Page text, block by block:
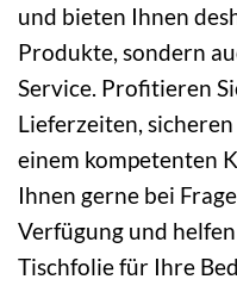
und bieten Ihnen
Produkte, sondern
Service. Profitieren
Lieferzeiten,
einem kompetenten
Ihnen gerne bei
Verfügung und
Tischfolie für Ihre